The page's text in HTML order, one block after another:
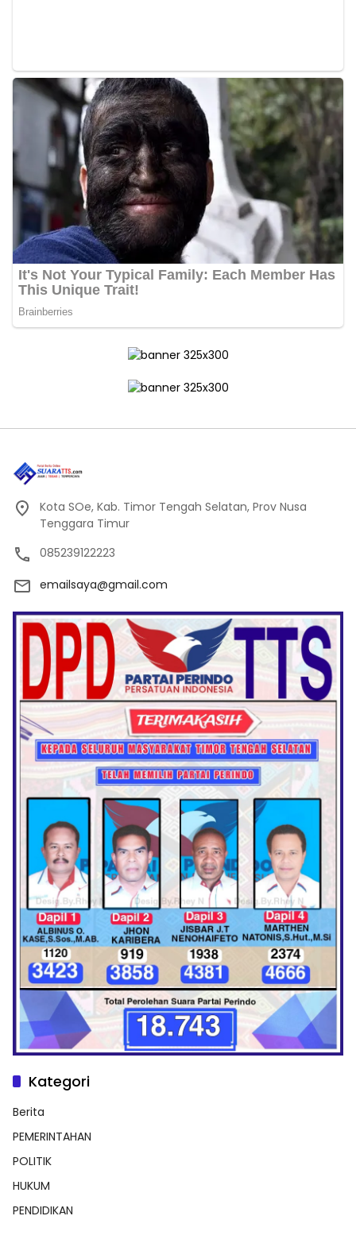
Kota SOe, Kab. Timor Tengah Selatan, Prov Nusa
Tenggara Timur
085239122223
emailsaya@gmail.com
Kategori
Berita
PEMERINTAHAN
POLITIK
HUKUM
PENDIDIKAN